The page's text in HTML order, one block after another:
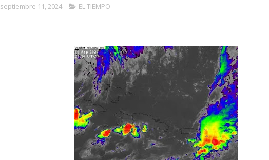
septiembre 11, 2024 EL TIEMPO